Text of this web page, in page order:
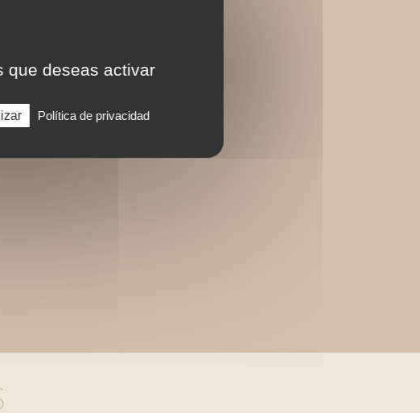
que deseas activar
Política de privacidad